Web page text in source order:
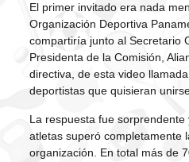
El primer invitado era nada
Organización Deportiva
compartiría junto al Secretario
Presidenta de la Comisión,
directiva, de esta video
deportistas que quisieran
La respuesta fue
atletas superó completamente
organización. En total más de